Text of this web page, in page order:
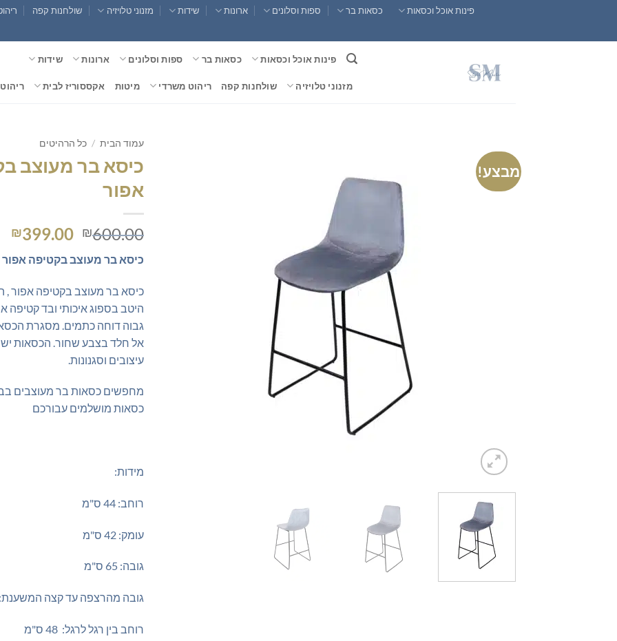
content
פינות אוכל וכסאות כסאות בר ספות וסלונים ארונות שידות מזנוני טלויזיה שולחנות קפה
פינות אוכל וכסאות כסאות בר ספות וסלונים ארונות שידות
מזנוני טלויזיה שולחנות קפה ריהוט משרדי מיטות אקססוריז לבית ריהוט
מבצע!
עמוד הבית / כל הרהיטים
כיסא בר מעוצב
אפור
₪600.00
המחיר
היה:
₪399.00
כיסא בר מעוצב בקטיפה אפור
כיסא בר מעוצב בקטיפה אפור ,
היטב בספוג איכותי ובד קטיפה
גבוה דוחה כתמים. מסגרת
אל חלד בצבע שחור. הכסאות
עיצובים וסגנונות.
מחפשים כסאות בר מעוצבים
כסאות מושלמים עבורכם
מידות:
רוחב: 44 ס"מ
עומק: 42 ס"מ
גובה: 65 ס"מ
גובה מהרצפה עד קצה המשענת: 102
רוחב בין רגל לרגל: 48 ס"מ